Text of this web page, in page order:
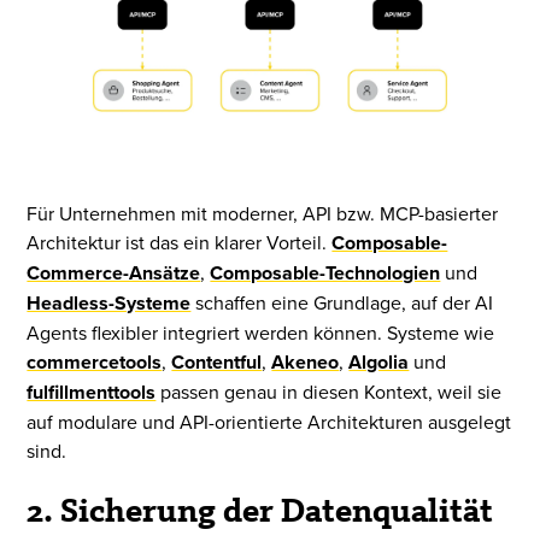
Für Unternehmen mit moderner, API bzw. MCP-basierter
Architektur ist das ein klarer Vorteil.Composable-
Commerce-Ansätze,Composable-Technologien und
Headless-Systemeschaffen eine Grundlage, auf der AI
Agents flexibler integriert werden können. Systeme wie
commercetools,Contentful,Akeneo,Algolia und
fulfillmenttools passen genau in diesen Kontext, weil sie
auf modulare und API-orientierte Architekturen ausgelegt
sind.
2. Sicherung der Datenqualität